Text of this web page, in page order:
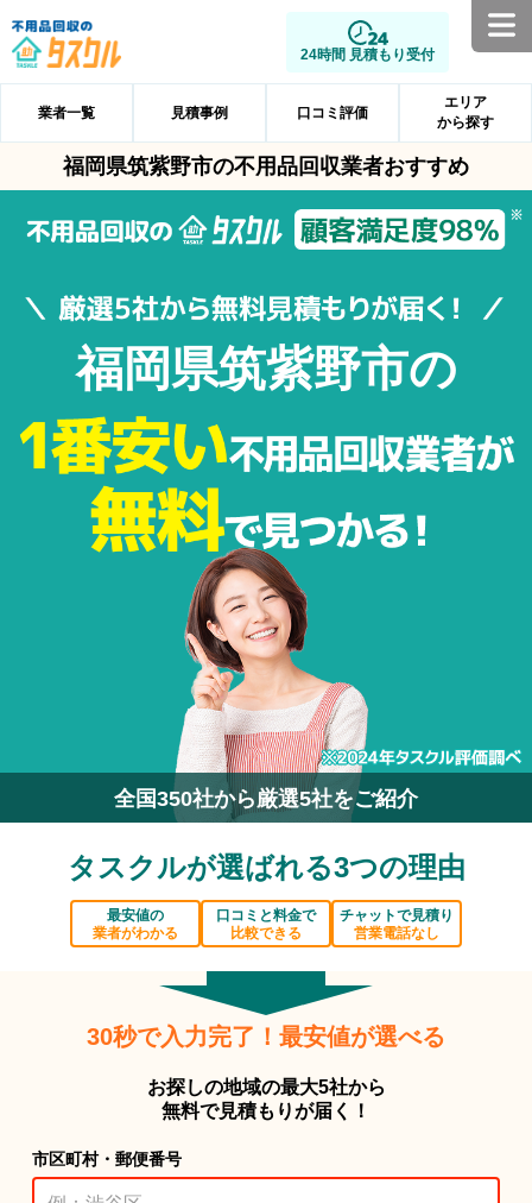
24時間 見積もり受付
業者一覧 見積事例 口コミ評価
エリア
から探す
福岡県筑紫野市の不用品回収業者おすすめ
福岡県筑紫野市の
全国350社から厳選5社をご紹介
タスクルが選ばれる3つの理由
最安値の
業者がわかる
口コミと料金で
比較できる
チャットで見積り
営業電話なし
30秒で入力完了！最安値が選べる
お探しの地域の最大5社から
無料で見積もりが届く！
市区町村・郵便番号